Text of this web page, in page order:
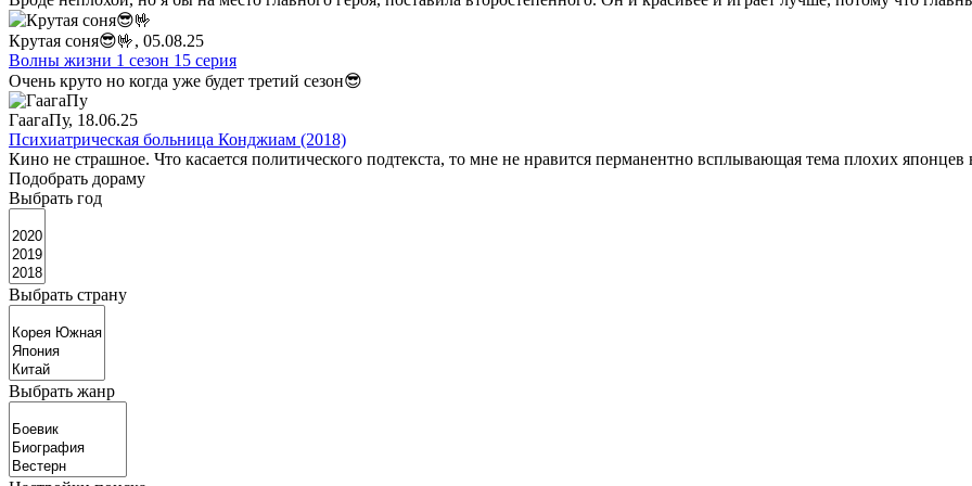
Крутая соня😎🤟, 05.08.25
Волны жизни 1 сезон 15 серия
Очень круто но когда уже будет третий сезон😎
ГаагаПу, 18.06.25
Психиатрическая больница Конджиам (2018)
Кино не страшное. Что касается политического подтекста, то мне не нравится перманентно всплывающая тема плохих японцев
Подобрать дораму
Выбрать год
Выбрать страну
Выбрать жанр